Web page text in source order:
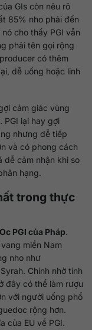
GIs còn nêu rõ
85% nho phải đến
cho thấy PGI vẫn
phải tên gọi rộng
có thêm
dễ uống hoặc linh
cảm giác vùng
PGI lại hay gợi
nhưng dễ tiếp
và có phong cách
dễ cảm nhận khi so
hạng.
trong thực
PGI của Pháp.
miền Nam
nho như
Chính nhờ tính
đây có thể làm rượu
với người uống phổ
rộng hơn.
của EU về PGI.